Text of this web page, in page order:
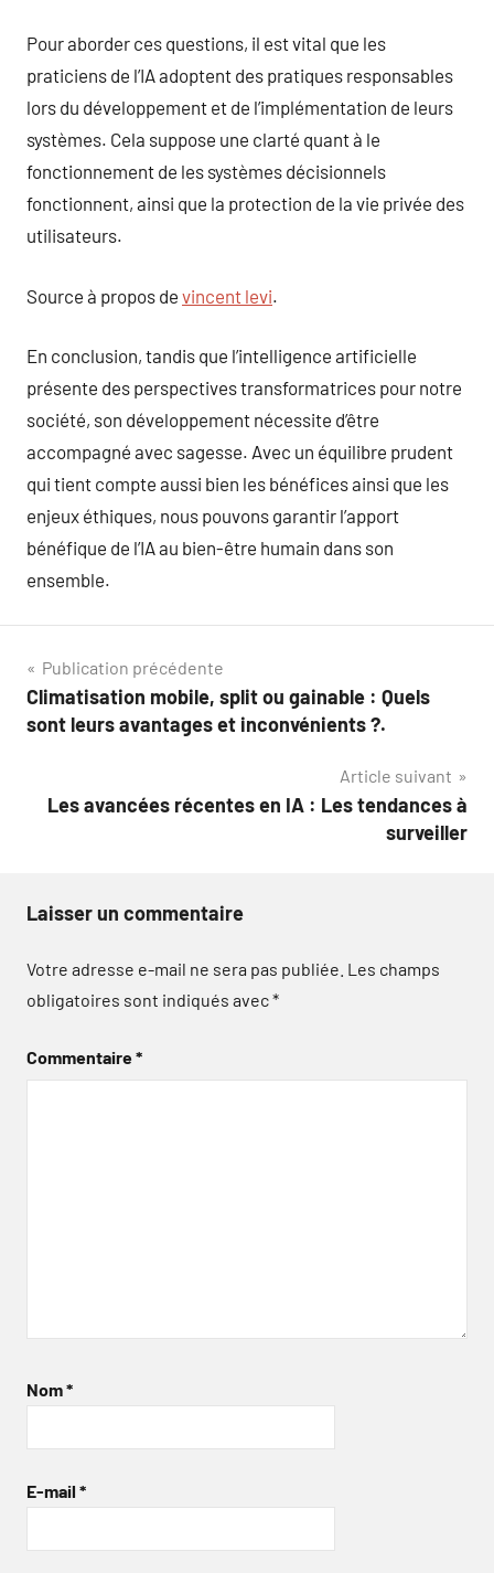
Pour aborder ces questions, il est vital que les
praticiens de l’IA adoptent des pratiques responsables
lors du développement et de l’implémentation de leurs
systèmes. Cela suppose une clarté quant à le
fonctionnement de les systèmes décisionnels
fonctionnent, ainsi que la protection de la vie privée des
utilisateurs.
Source à propos de vincent levi.
En conclusion, tandis que l’intelligence artificielle
présente des perspectives transformatrices pour notre
société, son développement nécessite d’être
accompagné avec sagesse. Avec un équilibre prudent
qui tient compte aussi bien les bénéfices ainsi que les
enjeux éthiques, nous pouvons garantir l’apport
bénéfique de l’IA au bien-être humain dans son
ensemble.
Navigation
de
Publication précédente
Climatisation mobile, split ou gainable : Quels
sont leurs avantages et inconvénients ?.
Article suivant
Les avancées récentes en IA : Les tendances à
surveiller
Laisser un commentaire
Votre adresse e-mail ne sera pas publiée. Les champs
obligatoires sont indiqués avec*
Commentaire*
Nom*
E-mail *